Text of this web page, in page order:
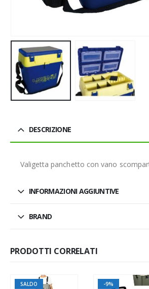
DESCRIZIONE
Valigetta panchetto con vano
INFORMAZIONI AGGIUNTIVE
BRAND
PRODOTTI CORRELATI
SALDO -9%